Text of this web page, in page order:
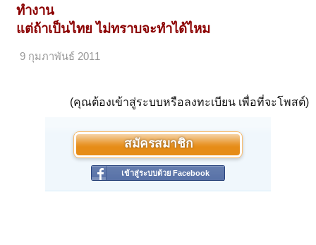
ทำงาน
แต่ถ้าเป็นไทย ไม่ทราบจะทำได้ไหม
9 กุมภาพันธ์ 2011
(คุณต้องเข้าสู่ระบบหรือลงทะเบียน เพื่อที่จะโพสต์)
สมัครสมาชิก
เข้าสู่ระบบด้วย Facebook